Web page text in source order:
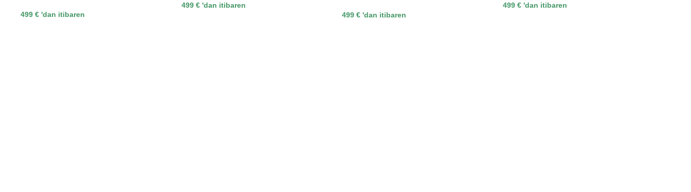
499 € 'dan itibaren
499 € 'dan itibaren
499 € 'dan itibaren
499 € 'dan itibaren